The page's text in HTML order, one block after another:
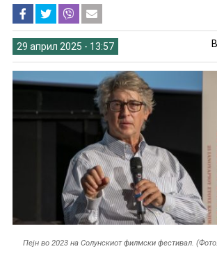
29 април 2025 - 13:57
Пејн во 2023 на Солунскиот филмски фестивал.